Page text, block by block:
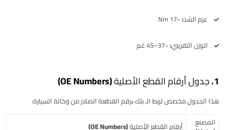
عزم الشد:~17 Nm
الوزن التقريبي:~37–45 غم
1. جدول أرقام القطع الأصلية (OE Numbers)
هذا الجدول مخصص لربط الـبلكبرقم القطعة الصادر من وكالة السيارة:
المصنع
أرقام القطع الأصلية (OE Numbers)